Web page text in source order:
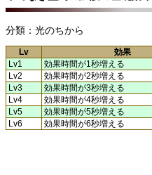
分類：光のちから
Lv 効果
Lv1
効果時間が1秒増える
Lv2
効果時間が2秒増える
Lv3
効果時間が3秒増える
Lv4
効果時間が4秒増える
Lv5
効果時間が5秒増える
Lv6
効果時間が6秒増える